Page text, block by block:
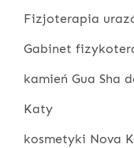
Fizjoterapia
Gabinet
kamień Gua Sha
Katy
kosmetyki Nova